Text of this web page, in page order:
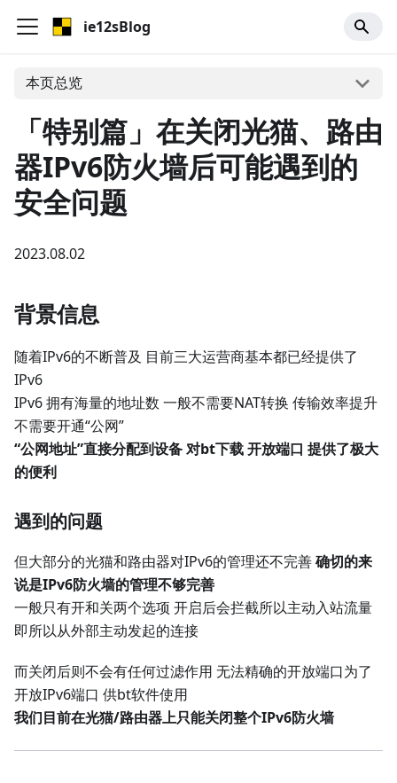
ie12sBlog
本页总览
「特别篇」在关闭光猫、路由
器IPv6防火墙后可能遇到的
安全问题
2023.08.02
背景信息
随着IPv6的不断普及 目前三大运营商基本都已经提供了
IPv6
IPv6 拥有海量的地址数 一般不需要NAT转换 传输效率提升
不需要开通“公网”
“公网地址”直接分配到设备 对bt下载 开放端口 提供了极大
的便利
遇到的问题
但大部分的光猫和路由器对IPv6的管理还不完善确切的来
说是IPv6防火墙的管理不够完善
一般只有开和关两个选项 开启后会拦截所以主动入站流量
即所以从外部主动发起的连接
而关闭后则不会有任何过滤作用 无法精确的开放端口为了
开放IPv6端口 供bt软件使用
我们目前在光猫/路由器上只能关闭整个IPv6防火墙